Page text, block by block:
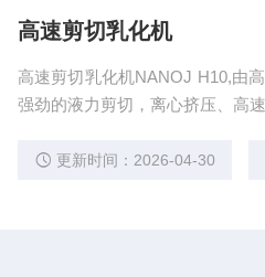
高速剪切乳化机
高速剪切乳化机NANOJ H10,由
强劲的液力剪切，离心挤压、高
更新时间：2026-04-30